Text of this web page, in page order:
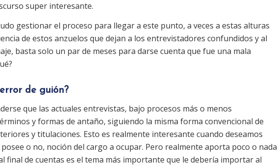
super interesante.
gestionar el proceso para llegar a este punto, a veces a estas alturas
de estos anzuelos que dejan a los entrevistadores confundidos y al
basta solo un par de meses para darse cuenta que fue una mala
de guión?
que las actuales entrevistas, bajo procesos más o menos
y formas de antaño, siguiendo la misma forma convencional de
y titulaciones. Esto es realmente interesante cuando deseamos
o no, noción del cargo a ocupar. Pero realmente aporta poco o nada
final de cuentas es el tema más importante que le debería importar al